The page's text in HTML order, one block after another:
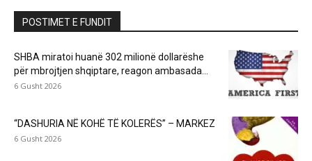
POSTIMET E FUNDIT
SHBA miratoi huanë 302 milionë dollarëshe
për mbrojtjen shqiptare, reagon ambasada...
6 Gusht 2026
“DASHURIA NË KOHË TË KOLERËS” – MARKEZ
6 Gusht 2026